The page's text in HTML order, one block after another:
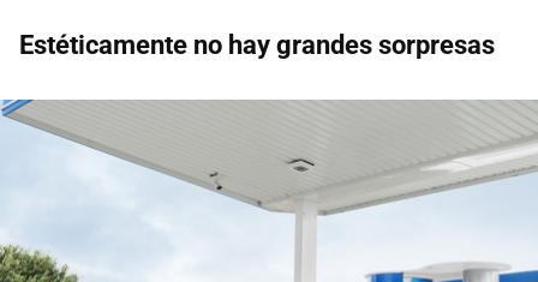
Estéticamente no hay grandes sorpresas